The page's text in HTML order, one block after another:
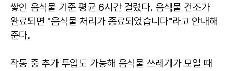
쌓인 음식물 기준 평균 6시간 걸렸다. 음식물 건조가
완료되면 "음식물 처리가 종료되었습니다"라고 안내해
준다.
작동 중 추가 투입도 가능해 음식물 쓰레기가 모일 때